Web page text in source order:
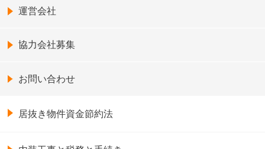
運営会社
協力会社募集
お問い合わせ
居抜き物件資金節約法